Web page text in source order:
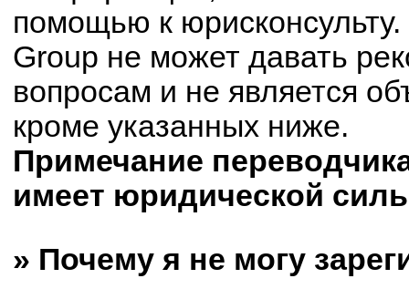
помощью к
Group не может давать
вопросам и не является
кроме указанных ниже.
Примечание
имеет юридической
» Почему я не могу